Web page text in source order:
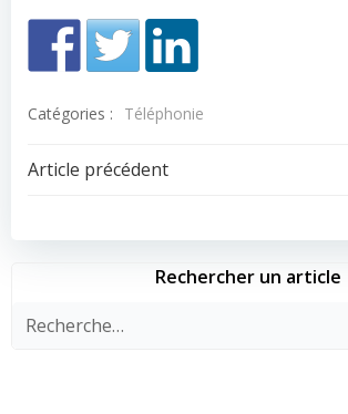
Catégories : Téléphonie
Navigation
de
l’article
Article précédent
de
Rechercher un article